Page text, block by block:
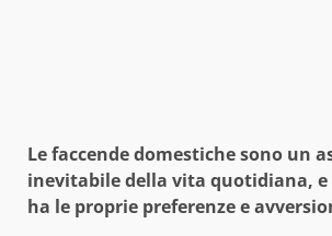
Le faccende domestiche sono un
inevitabile della vita quotidiana,
ha le proprie preferenze e